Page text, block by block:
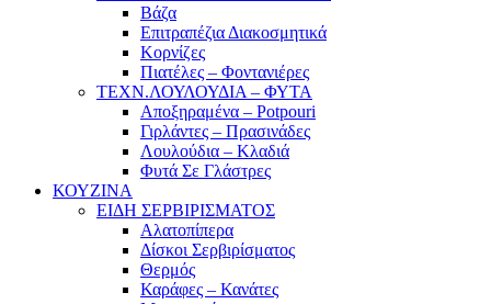
Βάζα
Επιτραπέζια Διακοσμητικά
Κορνίζες
Πιατέλες – Φοντανιέρες
ΤΕΧΝ.ΛΟΥΛΟΥΔΙΑ – ΦΥΤΑ
Αποξηραμένα – Potpouri
Γιρλάντες – Πρασινάδες
Λουλούδια – Κλαδιά
Φυτά Σε Γλάστρες
ΚΟΥΖΙΝΑ
ΕΙΔΗ ΣΕΡΒΙΡΙΣΜΑΤΟΣ
Αλατοπίπερα
Δίσκοι Σερβιρίσματος
Θερμός
Καράφες – Κανάτες